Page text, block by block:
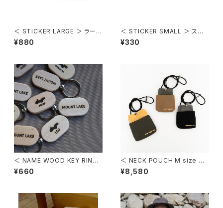
＜ STICKER LARGE ＞ ラージ
サイズステッカー
¥880
＜ STICKER SMALL ＞ スモ
ールサイズステッカー
¥330
＜ NAME WOOD KEY RING
＞ 名入れ木製ロゴキーホルダ
ー
¥660
＜ NECK POUCH M size ＞
ネックポーチ Mサイズ
¥8,580